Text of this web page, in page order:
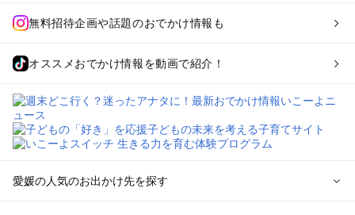
無料招待企画や話題のおでかけ情報も
オススメおでかけ情報を動画で紹介！
愛媛の人気のお出かけ先を探す